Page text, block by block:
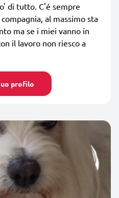
di tutto. C'é sempre
al massimo sta
ma se i miei vanno in
il lavoro non riesco a
profilo